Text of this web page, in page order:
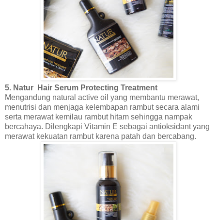
5. Natur Hair Serum Protecting Treatment
Mengandung natural active oil yang membantu merawat,
menutrisi dan menjaga kelembapan rambut secara alami
serta merawat kemilau rambut hitam sehingga nampak
bercahaya. Dilengkapi Vitamin E sebagai antioksidant yang
merawat kekuatan rambut karena patah dan bercabang.